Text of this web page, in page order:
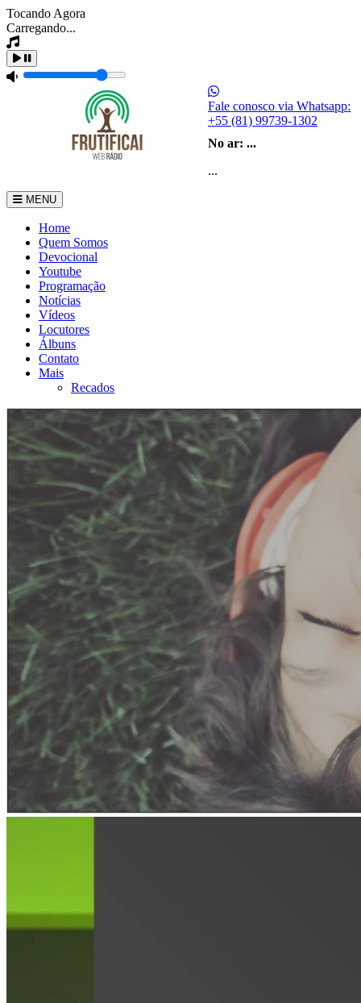
Tocando Agora
Carregando...
Fale conosco via Whatsapp:
+55 (81) 99739-1302
No ar: ...
...
MENU
Home
Quem Somos
Devocional
Youtube
Programação
Notícias
Vídeos
Locutores
Álbuns
Contato
Mais
Recados